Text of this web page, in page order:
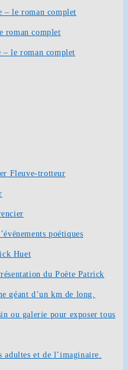
– le roman complet
roman complet
– le roman complet
Fleuve-trotteur
poétiques
Huet
du Poète Patrick
géant d’un km de long.
ou galerie pour exposer tous
adultes et de l’imaginaire.